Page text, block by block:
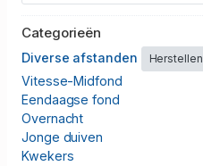
Categorieën
Diverse afstanden Herstellen
Vitesse-Midfond
Eendaagse fond
Overnacht
Jonge duiven
Kwekers